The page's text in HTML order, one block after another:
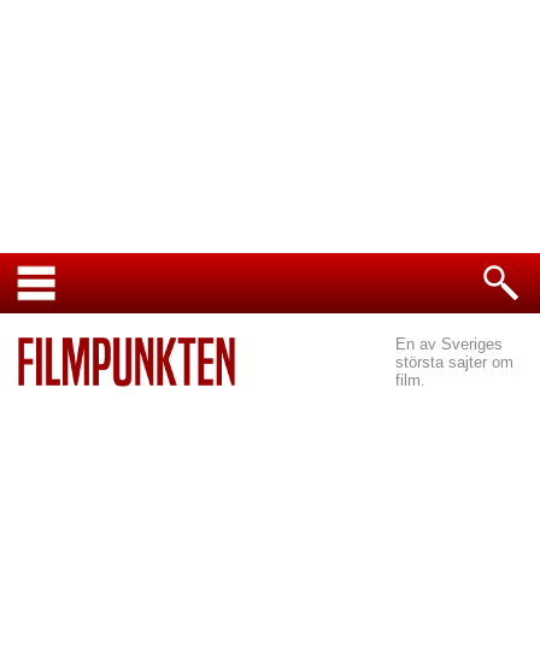
En av Sveriges
största sajter om
film.